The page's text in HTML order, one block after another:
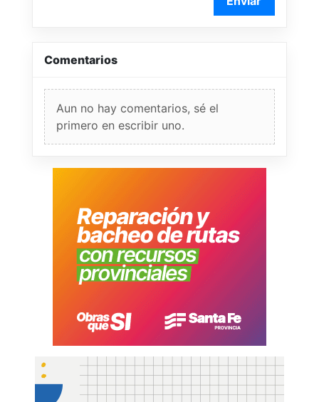
Comentarios
Aun no hay comentarios, sé el
primero en escribir uno.